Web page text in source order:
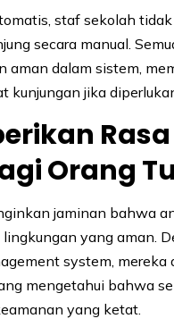
staf sekolah tidak
secara manual.
aman dalam sistem,
kunjungan jika
Rasa
Orang
jaminan bahwa
yang aman.
system, mereka
mengetahui bahwa
yang ketat.